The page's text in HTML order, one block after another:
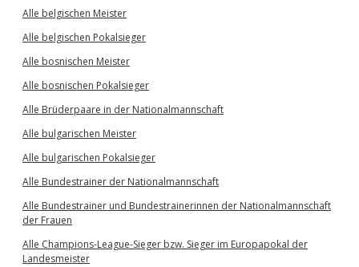
Alle belgischen Meister
Alle belgischen Pokalsieger
Alle bosnischen Meister
Alle bosnischen Pokalsieger
Alle Brüderpaare in der Nationalmannschaft
Alle bulgarischen Meister
Alle bulgarischen Pokalsieger
Alle Bundestrainer der Nationalmannschaft
Alle Bundestrainer und Bundestrainerinnen der Nationalmannschaft
der Frauen
Alle Champions-League-Sieger bzw. Sieger im Europapokal der
Landesmeister